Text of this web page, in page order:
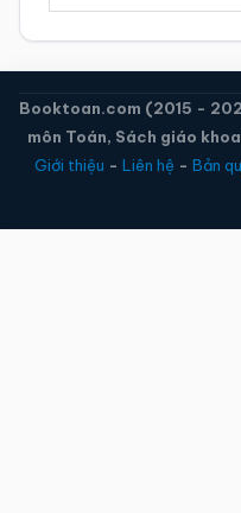
Booktoan.com (2015 -
môn Toán, Sách giáo
Giới thiệu - Liên hệ - Bản